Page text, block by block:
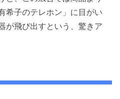
希子のテレホン」に目がい
が飛び出すという、驚きア